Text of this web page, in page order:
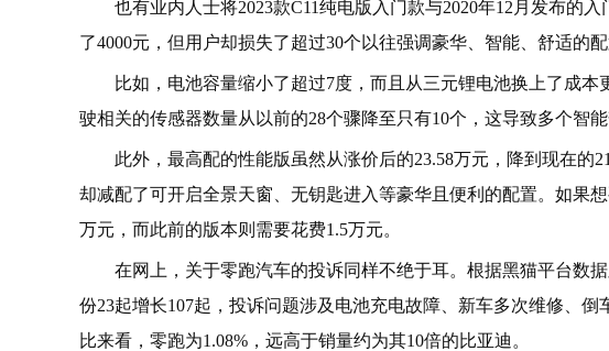
也有业内人士将2023款C11纯电版入门款与2020年12月发布的
了4000元，但用户却损失了超过30个以往强调豪华、智能、舒适的配
比如，电池容量缩小了超过7度，而且从三元锂电池换上了成
驶相关的传感器数量从以前的28个骤降至只有10个，这导致多个智能
此外，最高配的性能版虽然从涨价后的23.58万元，降到现在的
却减配了可开启全景天窗、无钥匙进入等豪华且便利的配置。如果
万元，而此前的版本则需要花费1.5万元。
在网上，关于零跑汽车的投诉同样不绝于耳。根据黑猫平台数
份23起增长107起，投诉问题涉及电池充电故障、新车多次维修、
比来看，零跑为1.08%，远高于销量约为其10倍的比亚迪。